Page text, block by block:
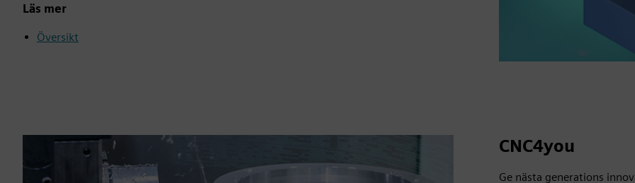
Läs mer
Översikt
CNC4you
Ge nästa generations